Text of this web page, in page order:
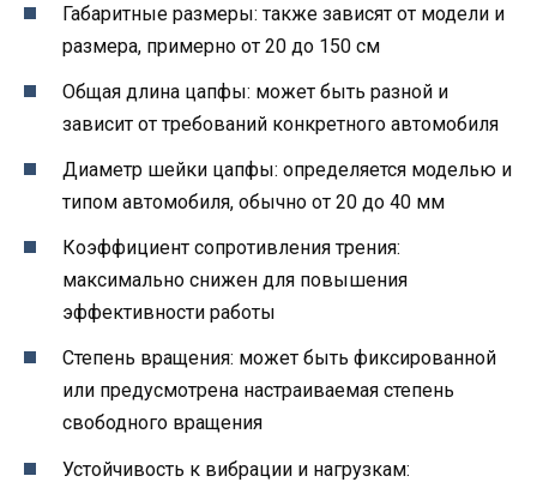
Габаритные размеры: также зависят от модели и
размера, примерно от 20 до 150 см
Общая длина цапфы: может быть разной и
зависит от требований конкретного автомобиля
Диаметр шейки цапфы: определяется моделью и
типом автомобиля, обычно от 20 до 40 мм
Коэффициент сопротивления трения:
максимально снижен для повышения
эффективности работы
Степень вращения: может быть фиксированной
или предусмотрена настраиваемая степень
свободного вращения
Устойчивость к вибрации и нагрузкам: